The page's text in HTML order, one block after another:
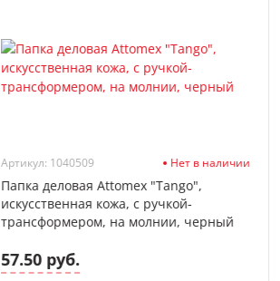
Артикул: 1040509 Нет в наличии
Папка деловая Attomex "Tango",
искусственная кожа, с ручкой-
трансформером, на молнии, черный
57.50 руб.